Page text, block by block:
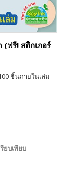
(ฟรี! สติกเกอร์
ชิ้นภายในเล่ม
ยบเทียบ